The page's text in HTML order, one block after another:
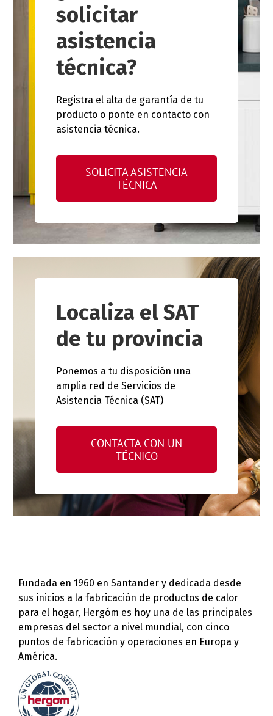
solicitar
asistencia
técnica?
Registra el alta de garantía de tu
producto o ponte en contacto con
asistencia técnica.
SOLICITA ASISTENCIA
TÉCNICA
Localiza el SAT
de tu provincia
Ponemos a tu disposición una
amplia red de Servicios de
Asistencia Técnica (SAT)
CONTACTA CON UN
TÉCNICO
Fundada en 1960 en Santander y dedicada desde
sus inicios a la fabricación de productos de calor
para el hogar, Hergóm es hoy una de las principales
empresas del sector a nivel mundial, con cinco
puntos de fabricación y operaciones en Europa y
América.